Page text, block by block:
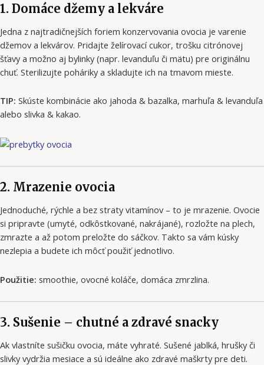
1. Domáce džemy a lekváre
Jedna z najtradičnejších foriem konzervovania ovocia je varenie
džemov a lekvárov. Pridajte želírovací cukor, trošku citrónovej
šťavy a možno aj bylinky (napr. levanduľu či mätu) pre originálnu
chuť. Sterilizujte poháriky a skladujte ich na tmavom mieste.
TIP: Skúste kombinácie ako jahoda & bazalka, marhuľa & levanduľa
alebo slivka & kakao.
2. Mrazenie ovocia
Jednoduché, rýchle a bez straty vitamínov – to je mrazenie. Ovocie
si pripravte (umyté, odkôstkované, nakrájané), rozložte na plech,
zmrazte a až potom preložte do sáčkov. Takto sa vám kúsky
nezlepia a budete ich môcť použiť jednotlivo.
Použitie: smoothie, ovocné koláče, domáca zmrzlina.
3. Sušenie – chutné a zdravé snacky
Ak vlastníte sušičku ovocia, máte vyhraté. Sušené jablká, hrušky či
slivky vydržia mesiace a sú ideálne ako zdravé maškrty pre deti.